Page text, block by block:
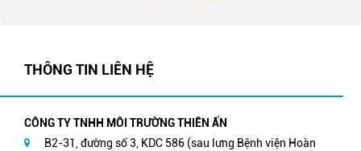
THÔNG TIN LIÊN HỆ
CÔNG TY TNHH MÔI TRƯỜNG THIÊN ẤN
B2-31, đường số 3, KDC 586 (sau lưng Bệnh viện Hoàn